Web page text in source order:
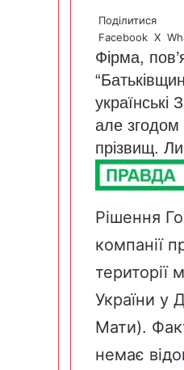
Поділитися
Facebook X
Фірма,
українські
але згодом
прізвищ.
Рішення
компанії
території
України у
Мати).
немає